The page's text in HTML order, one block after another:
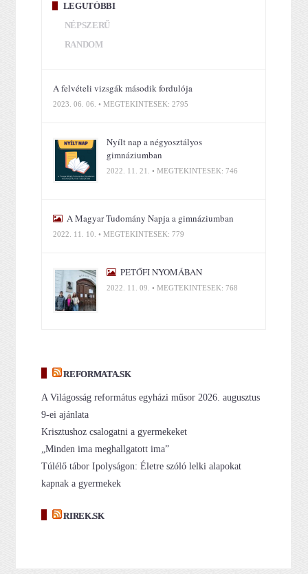
LEGUTÓBBI
NÉPSZERŰ
RANDOM
A felvételi vizsgák második fordulója
2023. 06. 06. • MEGTEKINTÉSEK: 2795
Nyílt nap a négyosztályos
gimnáziumban
2022. 11. 21. • MEGTEKINTÉSEK: 746
A Magyar Tudomány Napja a gimnáziumban
2022. 11. 10. • MEGTEKINTÉSEK: 779
PETŐFI NYOMÁBAN
2022. 11. 09. • MEGTEKINTÉSEK: 768
REFORMATA.SK
A Világosság református egyházi műsor 2026. augusztus
9-ei ajánlata
Krisztushoz csalogatni a gyermekeket
„Minden ima meghallgatott ima”
Túlélő tábor Ipolyságon: Életre szóló lelki alapokat
kapnak a gyermekek
RIREK.SK